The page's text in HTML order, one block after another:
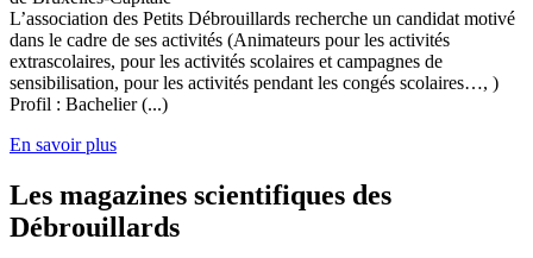
L’association des Petits Débrouillards recherche un candidat motivé
dans le cadre de ses activités (Animateurs pour les activités
extrascolaires, pour les activités scolaires et campagnes de
sensibilisation, pour les activités pendant les congés scolaires…, )
Profil : Bachelier (...)
En savoir plus
Les magazines scientifiques des
Débrouillards